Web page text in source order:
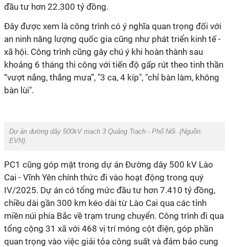
đầu tư hơn 22.300 tỷ đồng.
Đây được xem là công trình có ý nghĩa quan trọng đối với
an ninh năng lượng quốc gia cũng như phát triển kinh tế -
xã hội. Công trình cũng gây chú ý khi hoàn thành sau
khoảng 6 tháng thi công với tiến độ gấp rút theo tinh thần
“vượt nắng, thắng mưa”, "3 ca, 4 kíp", "chỉ bàn làm, không
bàn lùi".
Dự án đường dây 500kV mạch 3 Quảng Trạch - Phố Nối. (Nguồn:
EVN).
PC1 cũng góp mặt trong dự án Đường dây 500 kV Lào
Cai - Vĩnh Yên chính thức đi vào hoạt động trong quý
IV/2025. Dự án có tổng mức đầu tư hơn 7.410 tỷ đồng,
chiều dài gần 300 km kéo dài từ Lào Cai qua các tỉnh
miền núi phía Bắc về trạm trung chuyển. Công trình đi qua
tổng cộng 31 xã với 468 vị trí móng cột điện, góp phần
quan trọng vào việc giải tỏa công suất và đảm bảo cung